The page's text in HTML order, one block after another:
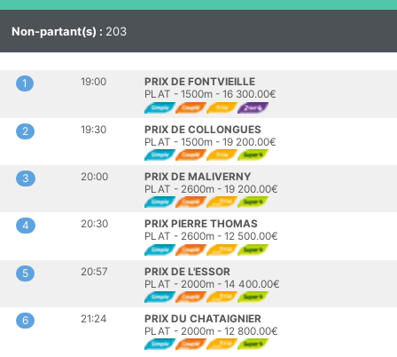
Non-partant(s) : 203
1 19:00
PRIX DE FONTVIEILLE
PLAT - 1500m - 16 300.00€
2 19:30
PRIX DE COLLONGUES
PLAT - 1500m - 19 200.00€
3 20:00
PRIX DE MALIVERNY
PLAT - 2600m - 19 200.00€
4 20:30
PRIX PIERRE THOMAS
PLAT - 2600m - 12 500.00€
5 20:57
PRIX DE L'ESSOR
PLAT - 2000m - 14 400.00€
6 21:24
PRIX DU CHATAIGNIER
PLAT - 2000m - 12 800.00€